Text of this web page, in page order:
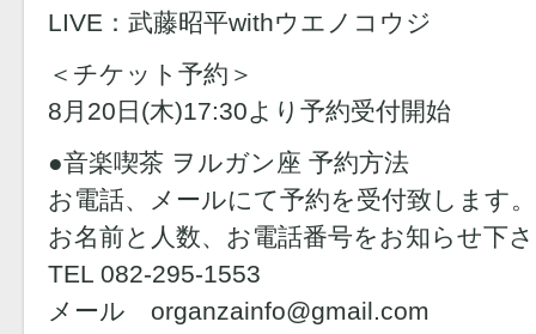
LIVE：武藤昭平withウエノコウジ
＜チケット予約＞
8月20日(木)17:30より予約受付開始
●音楽喫茶 ヲルガン座 予約方法
お電話、メールにて予約を受付致します。
お名前と人数、お電話番号をお知らせ下
TEL 082-295-1553
メール organzainfo@gmail.com